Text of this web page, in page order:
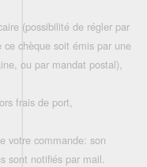
(possibilité de régler par
chèque soit émis par une
ou par mandat postal),
frais de port,
votre commande: son
sont notifiés par mail.